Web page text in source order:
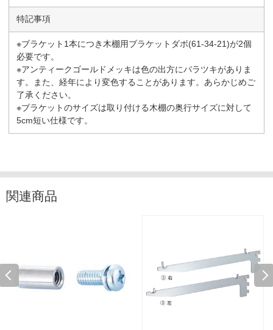
特記事項
※ブラケット1本につき木棚用ブラケットダボ(61-34-21)が2個
必要です。
※アンティークゴールドメッキは色の出方にバラツキがありま
す。また、経年により変色することがあります。あらかじめご
了承ください。
※ブラケットのサイズは取り付ける木棚の奥行サイズに対して
5cm短い仕様です。
関連商品